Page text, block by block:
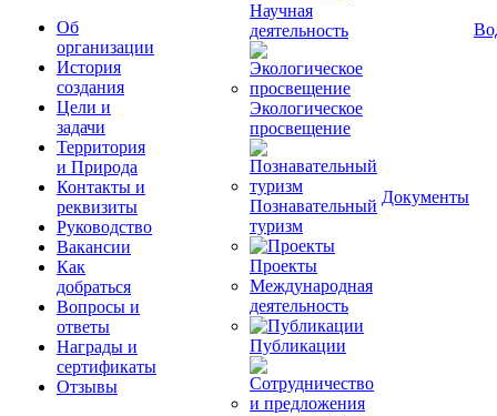
Об
организации
История
создания
Цели и
задачи
Территория
и Природа
Контакты и
реквизиты
Руководство
Вакансии
Как
добраться
Вопросы и
ответы
Награды и
сертификаты
Отзывы
Научная
деятельность
Экологическое
просвещение
Познавательный
туризм
Проекты
Международная
деятельность
Публикации
Документы